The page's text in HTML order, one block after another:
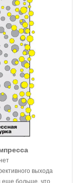
выхода
еще больше, что